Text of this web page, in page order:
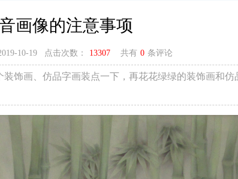
画像的注意事项
10-19 点击次数： 13307 共有 0 条评论
装饰画、仿品字画装点一下，再花花绿绿的装饰画和